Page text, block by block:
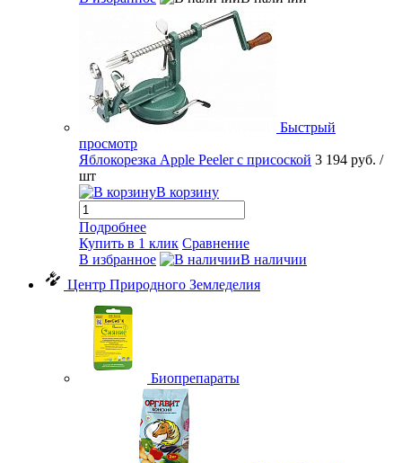
Быстрый
просмотр
Яблокорезка Apple Peeler с присоской 3 194 руб. /
шт
В корзину
Подробнее
Купить в 1 клик Сравнение
В избранное
В наличии
Центр Природного Земледелия
Биопрепараты